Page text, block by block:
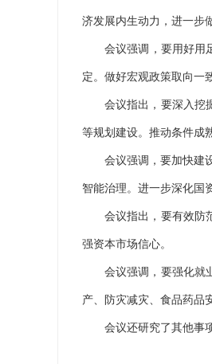
济发展内生动力，进一步
会议强调，要用好用足
定。做好宏观政策取向一
会议指出，要深入挖掘
等规划建设。推动条件成
会议强调，要加快建设
智能治理。进一步深化国
会议指出，要有效防范
强资本市场信心。
会议强调，要强化就业
产、防灾减灾、食品药品
会议还研究了其他事项